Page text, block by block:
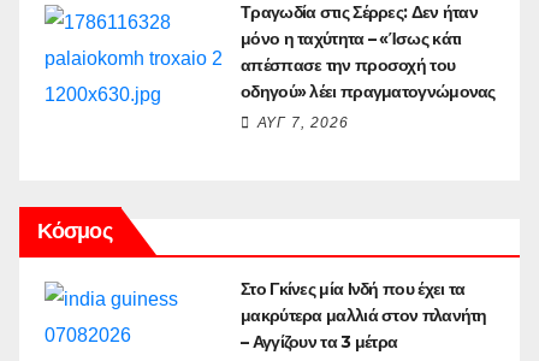
Τραγωδία στις Σέρρες: Δεν ήταν
μόνο η ταχύτητα – «Ίσως κάτι
απέσπασε την προσοχή του
οδηγού» λέει πραγματογνώμονας
ΑΥΓ 7, 2026
Κόσμος
Στο Γκίνες μία Ινδή που έχει τα
μακρύτερα μαλλιά στον πλανήτη
– Αγγίζουν τα 3 μέτρα